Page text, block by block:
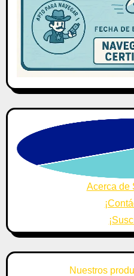
Acerca de
Nuestros